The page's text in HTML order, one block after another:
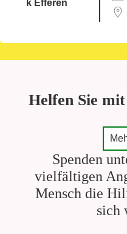
Helfen Sie
Spenden
vielfältigen
Mensch die
sich